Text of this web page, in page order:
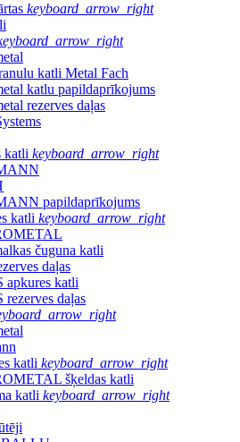
keyboard_arrow_right
katli Metal Fach
katlu papildaprīkojums
rezerves daļas
katli keyboard_arrow_right
papildaprīkojums
katli keyboard_arrow_right
čuguna katli
daļas
apkures katli
rezerves daļas
katli keyboard_arrow_right
šķeldas katli
katli keyboard_arrow_right